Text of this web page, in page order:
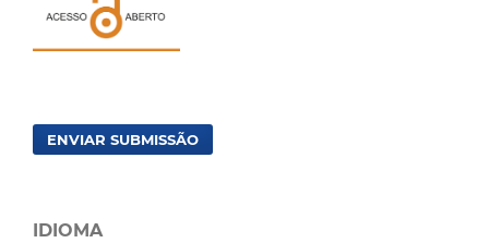
ENVIAR SUBMISSÃO
IDIOMA